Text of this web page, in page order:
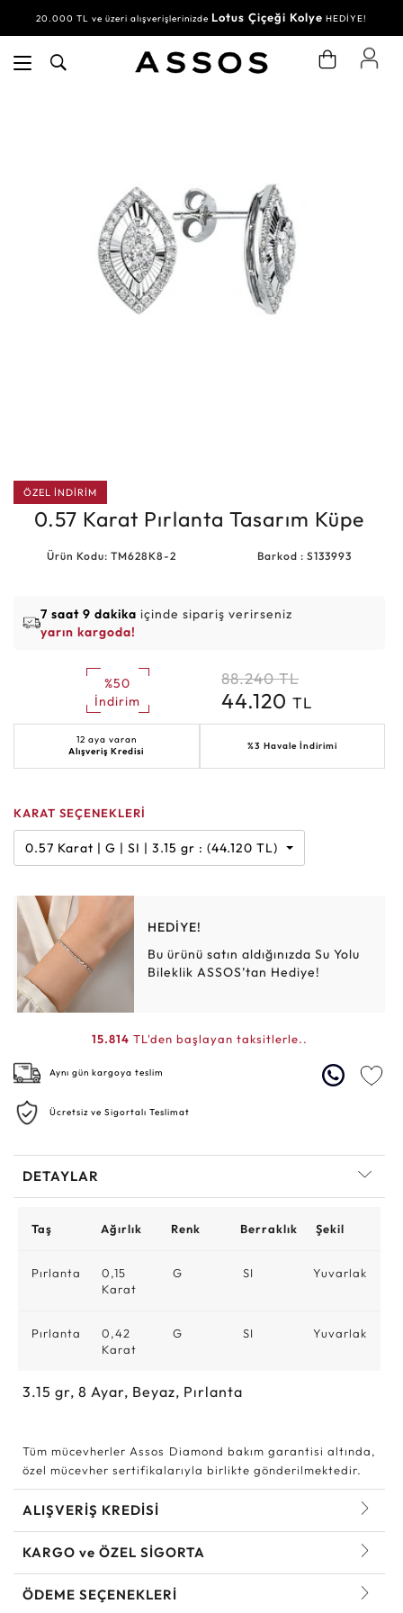
20.000 TL ve üzeri alışverişlerinizde Lotus Çiçeği Kolye HEDİYE!
ÖZEL İNDİRİM
0.57 Karat Pırlanta Tasarım Küpe
Ürün Kodu: TM628K8-2 Barkod : S133993
7 saat 9 dakika içinde sipariş verirseniz
yarın kargoda!
%50
İndirim
88.240 TL
44.120TL
12 aya varan
Alışveriş Kredisi
%3 Havale İndirimi
KARAT SEÇENEKLERİ
0.57 Karat | G | SI | 3.15 gr : (44.120 TL)
HEDİYE!
Bu ürünü satın aldığınızda Su Yolu
Bileklik ASSOS’tan Hediye!
15.814 TL'den başlayan taksitlerle..
Aynı gün kargoya teslim
Ücretsiz ve Sigortalı Teslimat
DETAYLAR
Taş Ağırlık Renk Berraklık Şekil
Pırlanta
0,15
Karat
G SI Yuvarlak
Pırlanta
0,42
Karat
G SI Yuvarlak
3.15 gr, 8 Ayar, Beyaz, Pırlanta
Tüm mücevherler Assos Diamond bakım garantisi altında,
özel mücevher sertifikalarıyla birlikte gönderilmektedir.
ALIŞVERİŞ KREDİSİ
KARGO ve ÖZEL SİGORTA
ÖDEME SEÇENEKLERİ